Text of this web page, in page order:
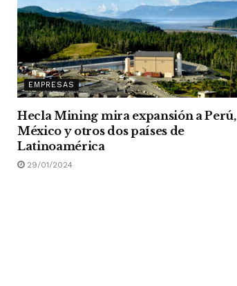
EMPRESAS
Hecla Mining mira expansión a Perú,
México y otros dos países de
Latinoamérica
29/01/2024